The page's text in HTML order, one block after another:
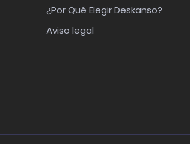
¿Por Qué Elegir Deskanso?
Aviso legal